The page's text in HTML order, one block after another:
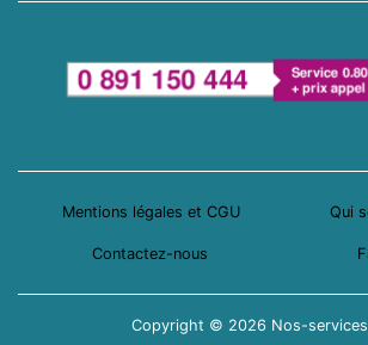
Mentions légales et CGU Qui
Contactez-nous
Copyright © 2026 Nos-